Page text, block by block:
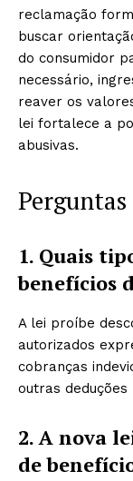
reclamação
buscar
do consumidor
necessário,
reaver os
lei fortalece a
abusivas.
1. Quais
benefícios
A lei proíbe
autorizados
cobranças
outras deduções
2. A nova
de